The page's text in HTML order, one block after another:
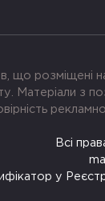
що розміщені
Матеріали з
Всі
у